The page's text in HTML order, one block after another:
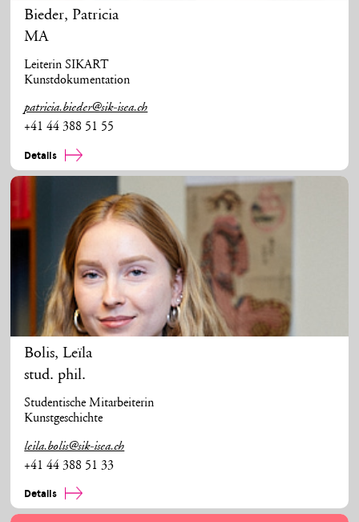
Bieder, Patricia
MA
Leiterin SIKART
Kunstdokumentation
patricia.bieder@sik-isea.ch
+41 44 388 51 55
Details
Bolis,Leïla
stud. phil.
Studentische Mitarbeiterin
Kunstgeschichte
leila.bolis@sik-isea.ch
+41 44 388 51 33
Details